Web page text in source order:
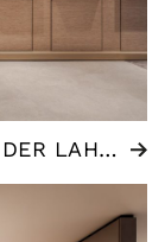
JUWELIER DOWA | LIMBURG AN DER LAHN (DE)